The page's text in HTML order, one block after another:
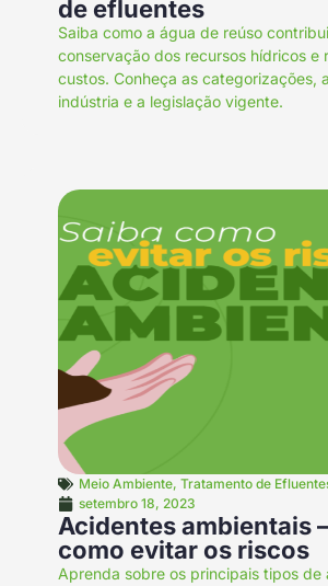
de efluentes
Saiba como a água de reúso
conservação dos recursos hídricos e
custos. Conheça as categorizações,
indústria e a legislação vigente.
Meio Ambiente, Tratamento de
setembro 18, 2023
Acidentes ambientais
como evitar os riscos
Aprenda sobre os principais tipos de